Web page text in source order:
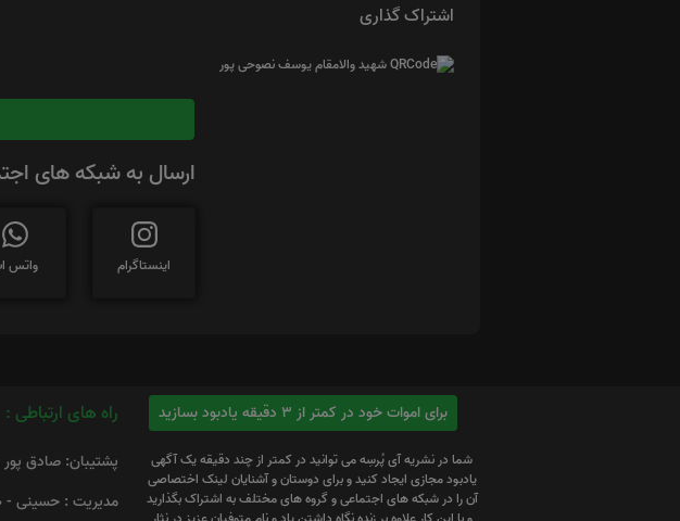
اشتراک گذاری
ارسال به شبکه های
اینستاگرام واتس
برای اموات خود در کمتر از 3 دقیقه یادبود بسازید
شما در نشریه آی پُرسِه می توانید در کمتر از چند دقیقه یک آگهی
یادبود مجازی ایجاد کنید و برای دوستان و آشنایان لینک اختصاصی
آن را در شبکه های اجتماعی و گروه های مختلف به اشتراک بگذارید
راه های ارتباطی :
پشتیبان: صادق پور -
مدیریت : حسینی - 09123180050